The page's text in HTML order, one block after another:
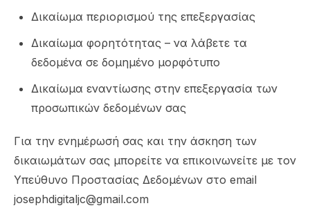
Δικαίωμα περιορισμού της επεξεργασίας
Δικαίωμα φορητότητας – να λάβετε τα
δεδομένα σε δομημένο μορφότυπο
Δικαίωμα εναντίωσης στην επεξεργασία των
προσωπικών δεδομένων σας
Για την ενημέρωσή σας και την άσκηση των
δικαιωμάτων σας μπορείτε να επικοινωνείτε με τον
Υπεύθυνο Προστασίας Δεδομένων στο email
josephdigitaljc@gmail.com